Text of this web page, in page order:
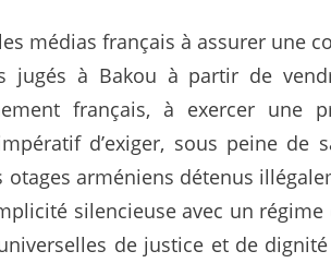
médias français à assurer une
jugés à Bakou à partir de
français, à exercer une
d’exiger, sous peine de
arméniens détenus
silencieuse avec un
de justice et de